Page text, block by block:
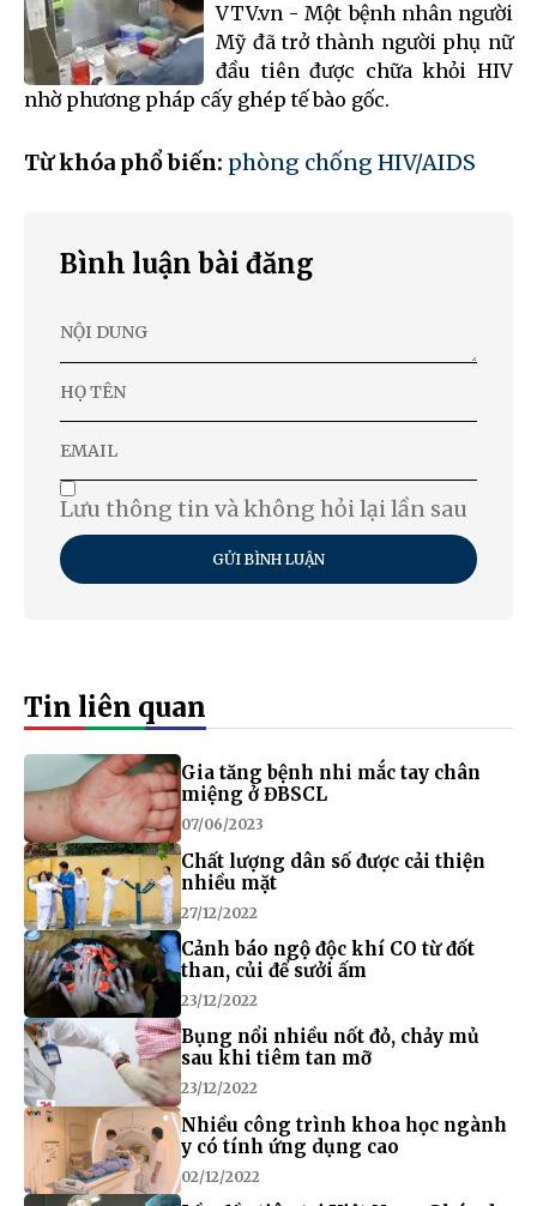
VTV.vn - Một bệnh nhân người
Mỹ đã trở thành người phụ nữ
đầu tiên được chữa khỏi HIV
nhờ phương pháp cấy ghép tế bào gốc.
Từ khóa phổ biến: phòng chống HIV/AIDS
Bình luận bài đăng
Lưu thông tin và không hỏi lại lần sau
GỬI BÌNH LUẬN
Tin liên quan
Gia tăng bệnh nhi mắc tay chân
miệng ở ĐBSCL
07/06/2023
Chất lượng dân số được cải thiện
nhiều mặt
27/12/2022
Cảnh báo ngộ độc khí CO từ đốt
than, củi để sưởi ấm
23/12/2022
Bụng nổi nhiều nốt đỏ, chảy mủ
sau khi tiêm tan mỡ
23/12/2022
Nhiều công trình khoa học ngành
y có tính ứng dụng cao
02/12/2022